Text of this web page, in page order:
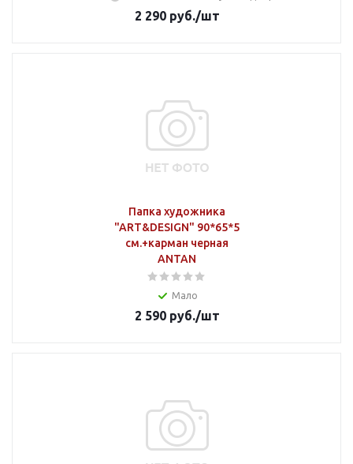
2 290руб./шт
Папка художника
"ART&DESIGN" 90*65*5
см.+карман черная
ANTAN
Мало
2 590руб./шт